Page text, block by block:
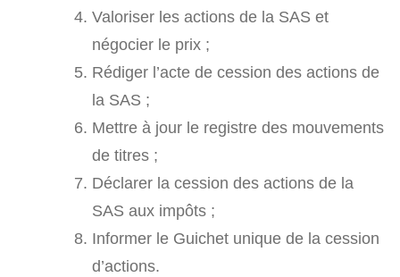
Valoriser les actions de la SAS et
négocier le prix ;
Rédiger l’acte de cession des actions de
la SAS ;
Mettre à jour le registre des mouvements
de titres ;
Déclarer la cession des actions de la
SAS aux impôts ;
Informer le Guichet unique de la cession
d’actions.